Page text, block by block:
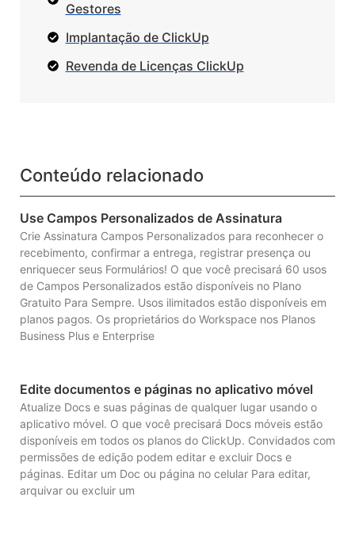
Gestores
Implantação de ClickUp
Revenda de Licenças ClickUp
Conteúdo relacionado
Use Campos Personalizados de Assinatura
Crie Assinatura Campos Personalizados para reconhecer o
recebimento, confirmar a entrega, registrar presença ou
enriquecer seus Formulários! O que você precisará 60 usos
de Campos Personalizados estão disponíveis no Plano
Gratuito Para Sempre. Usos ilimitados estão disponíveis em
planos pagos. Os proprietários do Workspace nos Planos
Business Plus e Enterprise
Edite documentos e páginas no aplicativo móvel
Atualize Docs e suas páginas de qualquer lugar usando o
aplicativo móvel. O que você precisará Docs móveis estão
disponíveis em todos os planos do ClickUp. Convidados com
permissões de edição podem editar e excluir Docs e
páginas. Editar um Doc ou página no celular Para editar,
arquivar ou excluir um